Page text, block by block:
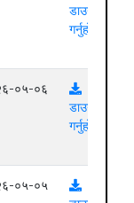
डाउनलोड
गर्नुहोस्
०५-०६
डाउनलोड
गर्नुहोस्
०५-०५